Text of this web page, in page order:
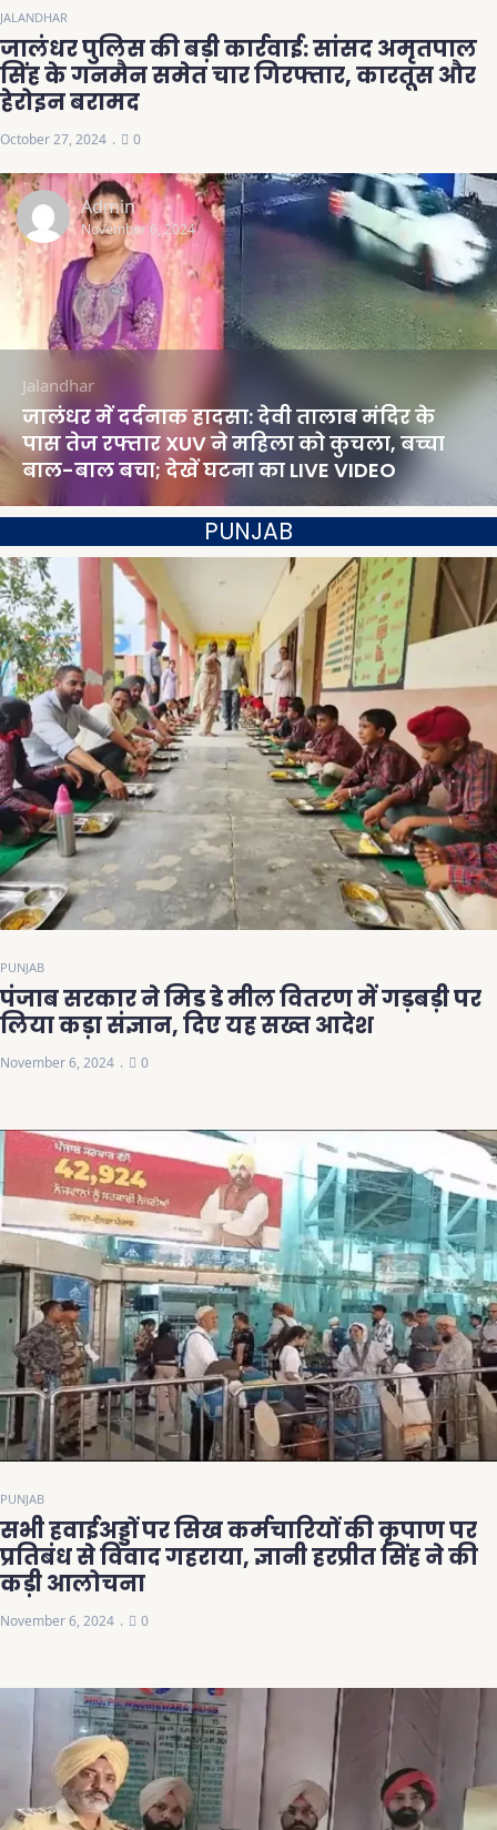
JALANDHAR
जालंधर पुलिस की बड़ी कार्रवाई: सांसद अमृतपाल
सिंह के गनमैन समेत चार गिरफ्तार, कारतूस और
हेरोइन बरामद
October 27, 2024 0
Admin
November 6, 2024
Jalandhar
जालंधर में दर्दनाक हादसा: देवी तालाब मंदिर के
पास तेज रफ्तार XUV ने महिला को कुचला, बच्चा
बाल-बाल बचा; देखें घटना का LIVE VIDEO
PUNJAB
PUNJAB
पंजाब सरकार ने मिड डे मील वितरण में गड़बड़ी पर
लिया कड़ा संज्ञान, दिए यह सख्त आदेश
November 6, 2024 0
PUNJAB
सभी हवाईअड्डों पर सिख कर्मचारियों की कृपाण पर
प्रतिबंध से विवाद गहराया, ज्ञानी हरप्रीत सिंह ने की
कड़ी आलोचना
November 6, 2024 0